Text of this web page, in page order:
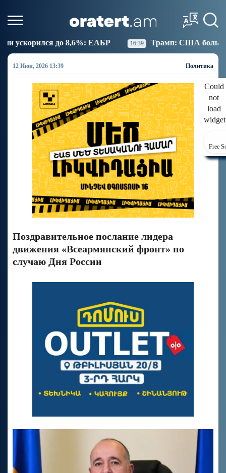
ЕАБР 16:39 Трамп: США больше не намерены вести
12 Июн, 2026 13:39 Политика
Could
not
load
Free
Поздравительное послание лидера
движения «Всеармянский фронт» по
случаю Дня России